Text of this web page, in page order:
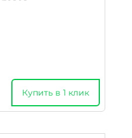
Купить в 1 клик